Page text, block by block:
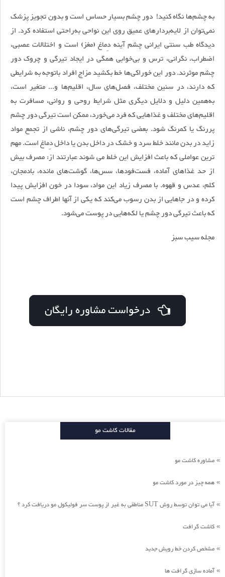
به چشم‌ها نگاه کنید! دور چشم بسیار حساس است و بدون تجویز پزشک
نمی‌توان از لایه‌بردارهای عمیق روی این نواحی به‌راحتی استفاده کرد. از
دیدگاه طب سنتی ایرانی چشم آینه دِماغ (مغز) است و اختلالات عصبی،
اضطراب، نگرانی، ترس و بی‌خوابی همگی در ایجاد تیرگی و چروک دور
چشم موثرند. دور این خوراکی‌ها خط بکشید مزاج افراد با‌توجه به شرایطی
که دارند، در سنین مختلف، فصل‌های سال، اقلیم‌ها و... متغیر است،
به‌همین دلیل و دلایل دیگری مثل شرایط روحی و روانی، مسافرت به
اقلیم‌های مختلف و غذاهایی که فرد می‌خورد، ممکن است تیرگی دور چشم
پررنگ یا کمرنگ شود. بعضی تیرگی‌های دور چشم، ناشی از تجمع مواد
زاید در بدن مانند خلط سرد و خشک در داخل بدن یا داخل دِماغ است. مهم
ترین عواملی که باعث افزایش این خلط می شوند عبارتند از: مصرف بیش
از حد غذاهای آماده، فست‌فودها، سس‌ها، گوشت‌های مانده، بادمجان،
کلم، عدس و قهوه. با مصرف زیاد این مواد، سودا در خون افزایش پیدا
کرده و در جاهایی از بدن رسوب می‌کند که یکی از آنها اطراف چشم است
که باعث تیرگی دور چشم یا لکه‌هایی در پوست می‌شود.
مجله سیب سبز
مقالات کاشت مو
» مشاوره کاشت مو
» همه چیز در مورد کاشت مو
»آیا می توان توسط روش SUT مناطقی به غیر از پوست سر فولیکول مو دریافت کرد ؟
» کاشت گرافت
» مشخص کردن خط رویش جدید
»آماده سازی گرافت ها